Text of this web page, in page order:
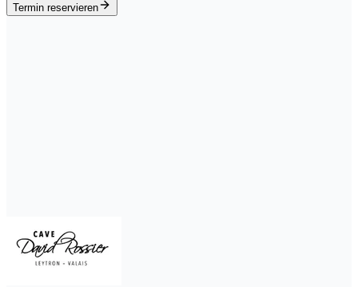
Termin reservieren